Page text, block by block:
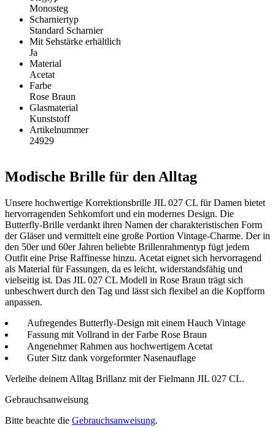
Monosteg
Scharniertyp
Standard Scharnier
Mit Sehstärke erhältlich
Ja
Material
Acetat
Farbe
Rose Braun
Glasmaterial
Kunststoff
Artikelnummer
24929
Modische Brille für den Alltag
Unsere hochwertige Korrektionsbrille JIL 027 CL für Damen bietet
hervorragenden Sehkomfort und ein modernes Design. Die
Butterfly-Brille verdankt ihren Namen der charakteristischen Form
der Gläser und vermittelt eine große Portion Vintage-Charme. Der in
den 50er und 60er Jahren beliebte Brillenrahmentyp fügt jedem
Outfit eine Prise Raffinesse hinzu. Acetat eignet sich hervorragend
als Material für Fassungen, da es leicht, widerstandsfähig und
vielseitig ist. Das JIL 027 CL Modell in Rose Braun trägt sich
unbeschwert durch den Tag und lässt sich flexibel an die Kopfform
anpassen.
Aufregendes Butterfly-Design mit einem Hauch Vintage
Fassung mit Vollrand in der Farbe Rose Braun
Angenehmer Rahmen aus hochwertigem Acetat
Guter Sitz dank vorgeformter Nasenauflage
Verleihe deinem Alltag Brillanz mit der Fielmann JIL 027 CL.
Gebrauchsanweisung
Bitte beachte die Gebrauchsanweisung.